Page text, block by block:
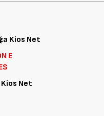
E
Net